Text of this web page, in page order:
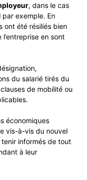
, dans le cas
par exemple. En
ont été résiliés bien
en sont
du salarié tirés du
de mobilité ou
économiques
vis-à-vis du nouvel
tenir informés de tout
à leur